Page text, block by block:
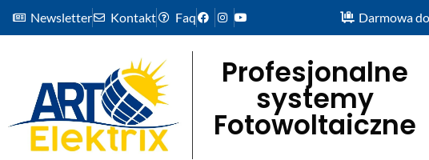
Newsletter Kontakt Faq Darmowa
Profesjonalne
systemy
Fotowoltaiczne